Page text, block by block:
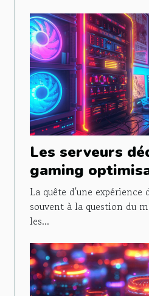
Les serveurs
gaming
pour une
inégalée
La quête d'une
souvent à la question du
les...